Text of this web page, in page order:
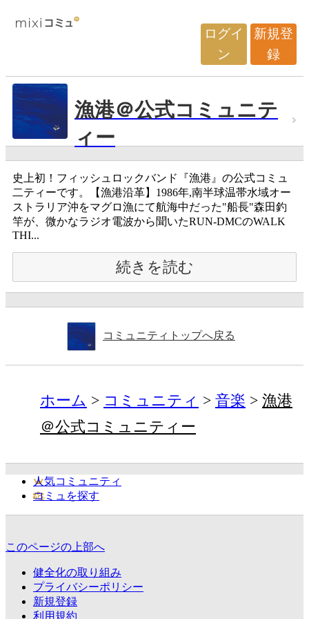
ログイ
ン
新規登
録
漁港＠公式コミュニテ
ィー
史上初！フィッシュロックバンド『漁港』の公式コミュ
二ティーです。【漁港沿革】1986年,南半球温帯水域オー
ストラリア沖をマグロ漁にて航海中だった"船長"森田釣
竿が、微かなラジオ電波から聞いたRUN-DMCのWALK
THI...
続きを読む
コミュニティトップへ戻る
ホーム コミュニティ 音楽
漁港
＠公式コミュニティー
人気コミュニティ
コミュを探す
このページの上部へ
健全化の取り組み
プライバシーポリシー
新規登録
利用規約